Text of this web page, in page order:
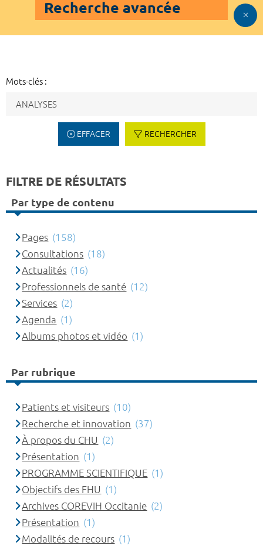
Recherche avancée
Mots-clés :
EFFACER RECHERCHER
FILTRE DE RÉSULTATS
Par type de contenu
Pages (158)
Consultations (18)
Actualités (16)
Professionnels de santé (12)
Services (2)
Agenda (1)
Albums photos et vidéo (1)
Par rubrique
Patients et visiteurs (10)
Recherche et innovation (37)
À propos du CHU (2)
Présentation (1)
PROGRAMME SCIENTIFIQUE (1)
Objectifs des FHU (1)
Archives COREVIH Occitanie (2)
Présentation (1)
Modalités de recours (1)